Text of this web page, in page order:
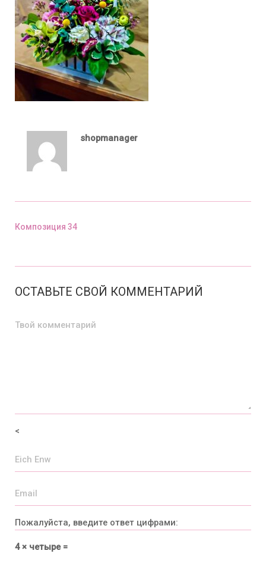
shopmanager
Композиция 34
ОСТАВЬТЕ СВОЙ КОММЕНТАРИЙ
<
Пожалуйста, введите ответ цифрами:
4 × четыре =